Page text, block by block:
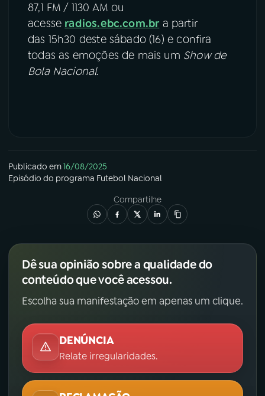
87,1 FM / 1130 AM ou
acesse radios.ebc.com.br a partir
das 15h30 deste sábado (16) e confira
todas as emoções de mais um Show de
Bola Nacional.
Publicado em16/08/2025
Episódio do programa Futebol Nacional
Compartilhe
Dê sua opinião sobre a qualidade do
conteúdo que você acessou.
Escolha sua manifestação em apenas um clique.
DENÚNCIA
Relate irregularidades.